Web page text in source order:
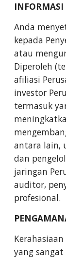
INFORMASI
Anda
kepada
atau
Diperoleh
afiliasi
investor
termasuk
antara lain,
dan
jaringan
auditor,
profesional.
yang